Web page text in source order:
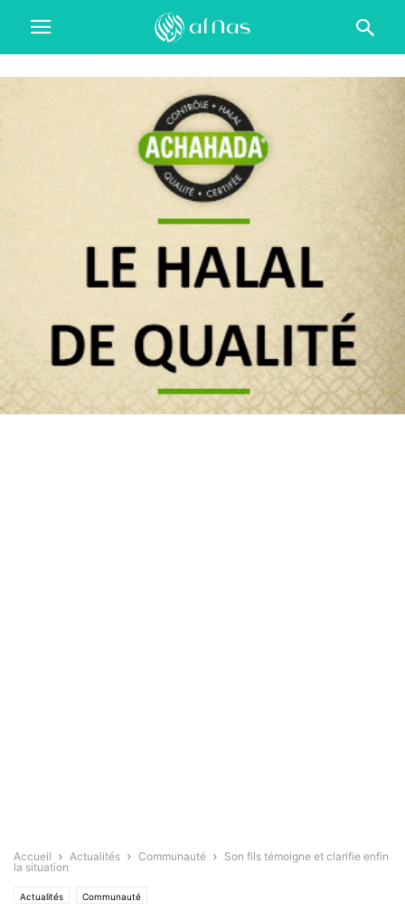
Accueil Actualités Communauté
Son fils témoigne et clarifie enfin
la situation
Actualités Communauté